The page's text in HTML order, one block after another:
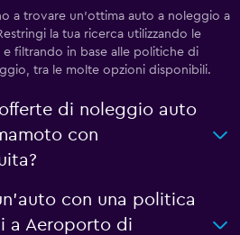
a trovare un'ottima auto a noleggio a
la tua ricerca utilizzando le
filtrando in base alle politiche di
tra le molte opzioni disponibili.
di noleggio auto
con
con una politica
a Aeroporto di